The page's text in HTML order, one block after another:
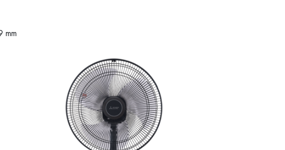
mm